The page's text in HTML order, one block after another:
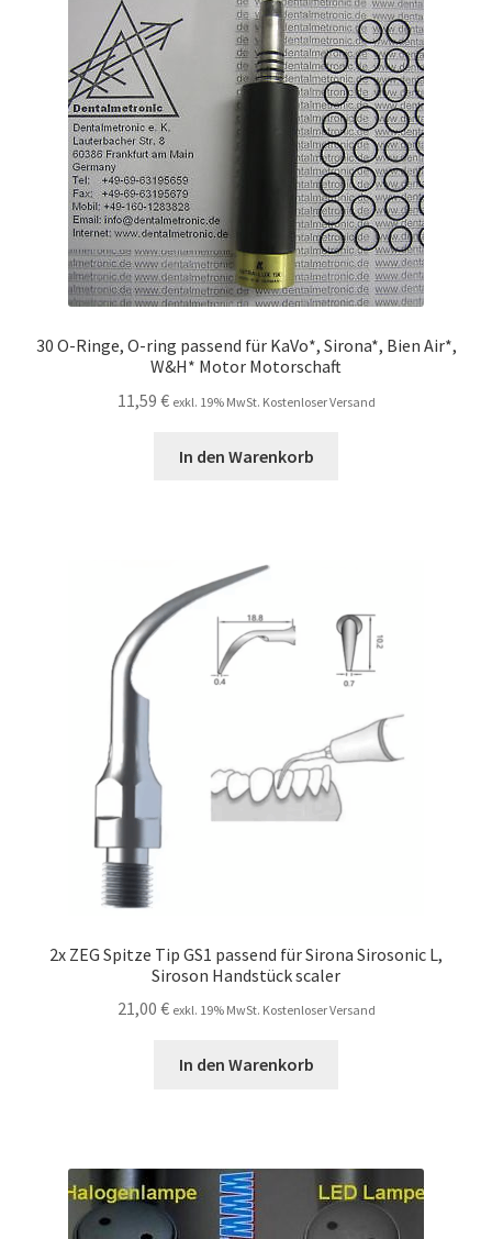
30 O-Ringe, O-ring passend für KaVo*, Sirona*, Bien Air*,
W&H* Motor Motorschaft
11,59 € exkl. 19% MwSt. Kostenloser Versand
In den Warenkorb
2x ZEG Spitze Tip GS1 passend für Sirona Sirosonic L,
Siroson Handstück scaler
21,00 € exkl. 19% MwSt. Kostenloser Versand
In den Warenkorb